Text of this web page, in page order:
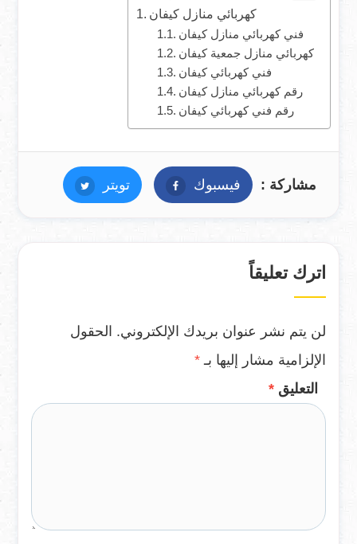
كهربائي منازل كيفان
فني كهربائي منازل كيفان
كهربائي منازل جمعية كيفان
فني كهربائي كيفان
رقم كهربائي منازل كيفان
رقم فني كهربائي كيفان
مشاركة : فيسبوك فيسبوكتويتر تويتر
اترك تعليقاً
لن يتم نشر عنوان بريدك الإلكتروني. الحقول
الإلزامية مشار إليها بـ *
التعليق *